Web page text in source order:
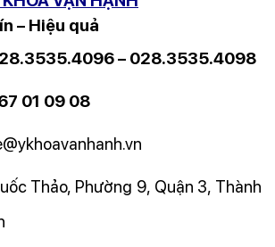
– Hiệu quả
– 028.3535.4098
01 09 08
Thảo, Phường 9, Quận 3, Thành